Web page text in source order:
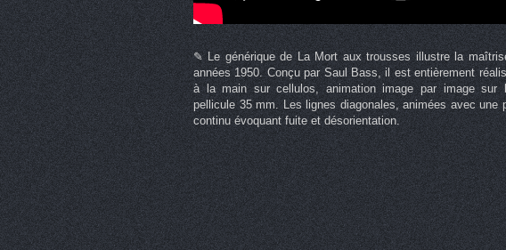
✎ Le générique de La Mort aux trousses illustre la
années 1950. Conçu par Saul Bass, il est entièrement
à la main sur cellulos, animation image par image sur
pellicule 35 mm. Les lignes diagonales, animées avec
continu évoquant fuite et désorientation.